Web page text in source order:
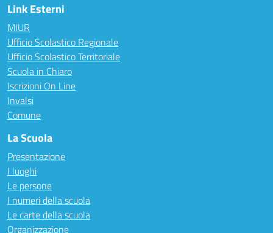
Link Esterni
MIUR
Ufficio Scolastico Regionale
Ufficio Scolastico Territoriale
Scuola in Chiaro
Iscrizioni On Line
Invalsi
Comune
La Scuola
Presentazione
I luoghi
Le persone
I numeri della scuola
Le carte della scuola
Organizzazione